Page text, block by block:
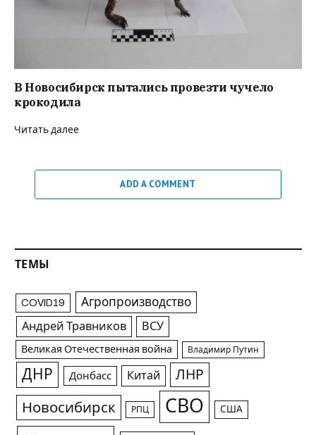
В Новосибирск пытались провезти чучело
крокодила
Читать далее
ADD A COMMENT
ТЕМЫ
COVID19 Агропроизводство
Андрей Травников ВСУ
Великая Отечественная война Владимир Путин
ДНР Донбасс Китай ЛНР
Новосибирск РПЦ СВО США